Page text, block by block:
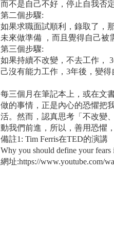
而不是自己不好，停止自我否
第二個步驟:
如果求職面試順利，錄取了，
未來做準備 ，而且覺得自己被
第三個步驟:
如果持續不改變，不去工作，
己沒有能力工作，3年後，變
每三個月在筆記本上，或在文
做的事情，正是內心的恐懼把
活。然而，認真思考「不改變
動我們前進，所以，善用恐懼
備註1: Tim Ferris在TED的演講
Why you should define your fears
網址:https://www.youtube.com/